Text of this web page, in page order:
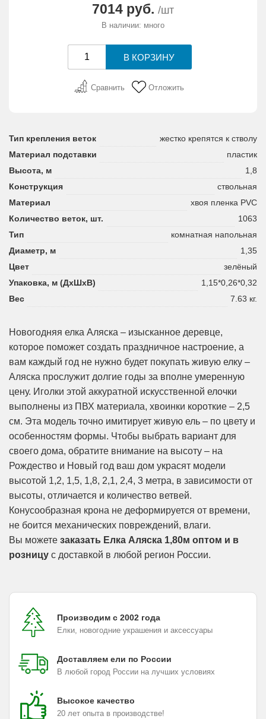
7014 руб. /шт
В наличии: много
Сравнить Отложить
Тип крепления веток
жестко крепятся к стволу
Материал подставки
пластик
Высота, м
1,8
Конструкция
ствольная
Материал
хвоя пленка PVC
Количество веток, шт.
1063
Тип
комнатная напольная
Диаметр, м
1,35
Цвет
зелёный
Упаковка, м (ДхШхВ)
1,15*0,26*0,32
Вес
7.63 кг.
Новогодняя елка Аляска – изысканное деревце,
которое поможет создать праздничное настроение, а
вам каждый год не нужно будет покупать живую елку –
Аляска прослужит долгие годы за вполне умеренную
цену. Иголки этой аккуратной искусственной елочки
выполнены из ПВХ материала, хвоинки короткие – 2,5
см. Эта модель точно имитирует живую ель – по цвету и
особенностям формы. Чтобы выбрать вариант для
своего дома, обратите внимание на высоту – на
Рождество и Новый год ваш дом украсят модели
высотой 1,2, 1,5, 1,8, 2,1, 2,4, 3 метра, в зависимости от
высоты, отличается и количество ветвей.
Конусообразная крона не деформируется от времени,
не боится механических повреждений, влаги.
Вы можете заказать Елка Аляска 1,80м оптом и в
розницу с доставкой в любой регион России.
Производим с 2002 года
Елки, новогодние украшения и аксессуары
Доставляем ели по России
В любой город России на лучших условиях
Высокое качество
20 лет опыта в производстве!
СЕРТИФИКАТЫ